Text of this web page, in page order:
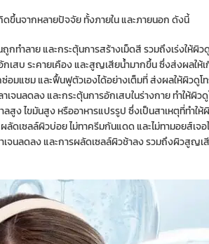
ดขึ้นจากหลายปัจจัย ทั้งภายใน และภายนอก ดังนี้
ถูกทำลาย และกระตุ้นการสร้างเม็ดสี รวมถึงเร่งให้
กเสบ ระคายเคือง และสูญเสียน้ำมากขึ้น ซึ่งส่งผลให้
ซ่อมแซม และฟื้นฟูตัวเองได้อย่างเต็มที่ ส่งผลให้ผิวดูโ
เจนลดลง และกระตุ้นการอักเสบในร่างกาย ทำให้ผิ
ลสูง ไขมันสูง หรืออาหารแปรรูป ซึ่งเป็นสาเหตุที่ทำใ
ลัดเซลล์ผิวบ่อย ไม่ทาครีมกันแดด และไม่ทามอยส์เจ
เจนลดลง และการผลัดเซลล์ผิวช้าลง รวมถึงผิวสูญ